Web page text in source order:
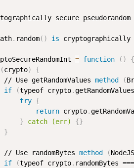
secure pseudorandom
. random( ) is cryptographically
= function ( )
{
(crypto)
{
// Use getRandomValues
method (
if
(typeof crypto.
try {
return crypto.
} catch (err) {}
}
// Use randomBytes
method (NodeJS
if
(typeof crypto. randomBytes ===